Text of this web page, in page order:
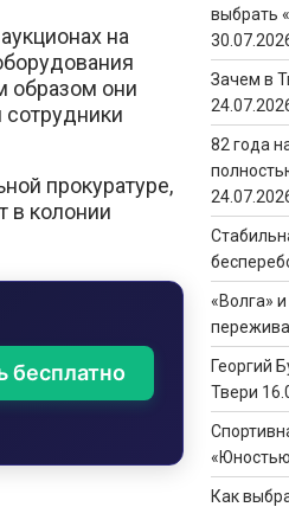
на
образом они
прокуратуре,
в колонии
бесплатно
выбрать
Зачем в
82 года
«Волга»
Георгий
Твери
Как